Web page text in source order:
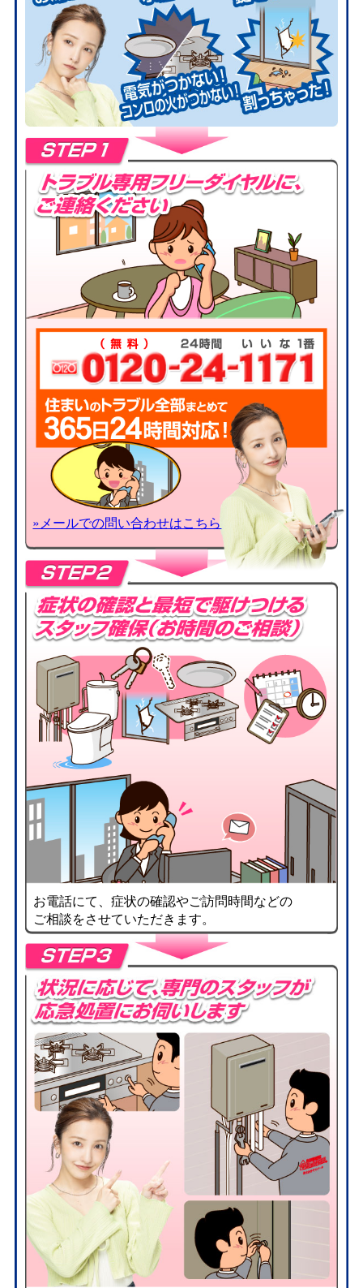
»メールでの問い合わせはこちら
お電話にて、症状の確認やご訪問時間などの
ご相談をさせていただきます。